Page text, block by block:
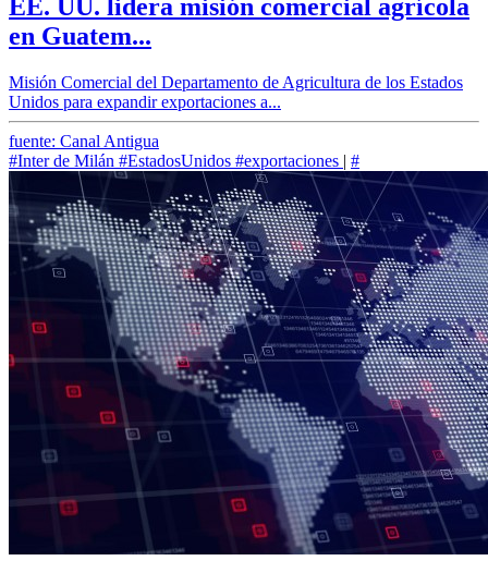
EE. UU. lidera misión comercial agrícola
en Guatem...
Misión Comercial del Departamento de Agricultura de los Estados
Unidos para expandir exportaciones a...
fuente: Canal Antigua
#Inter de Milán #EstadosUnidos #exportaciones | #